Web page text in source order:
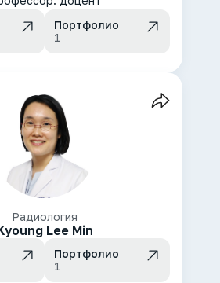
Портфолио
1
Радиология
Lee Min
Портфолио
1